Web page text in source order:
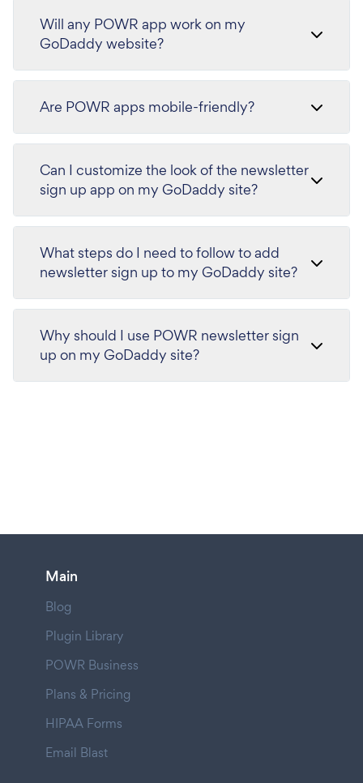
Will any POWR app work on my
GoDaddy website?
Are POWR apps mobile-friendly?
Can I customize the look of the newsletter
sign up app on my GoDaddy site?
What steps do I need to follow to add
newsletter sign up to my GoDaddy site?
Why should I use POWR newsletter sign
up on my GoDaddy site?
Main
Blog
Plugin Library
POWR Business
Plans & Pricing
HIPAA Forms
Email Blast